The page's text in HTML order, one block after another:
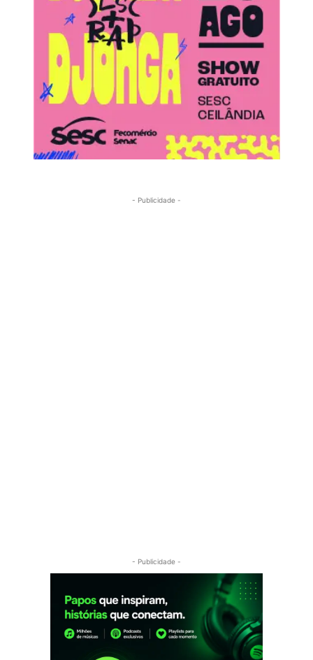
- Publicidade -
- Publicidade -